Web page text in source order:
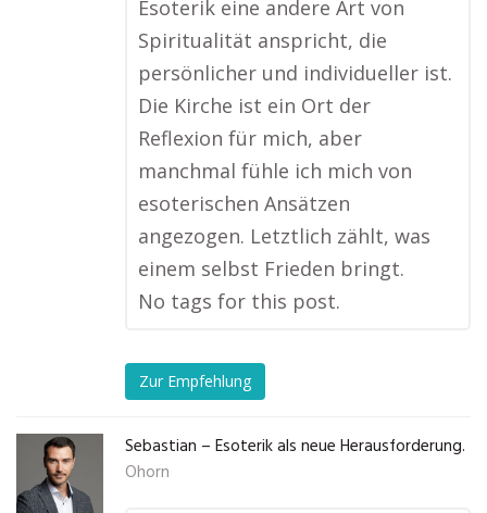
Esoterik eine andere Art von
Spiritualität anspricht, die
persönlicher und individueller ist.
Die Kirche ist ein Ort der
Reflexion für mich, aber
manchmal fühle ich mich von
esoterischen Ansätzen
angezogen. Letztlich zählt, was
einem selbst Frieden bringt.
No tags for this post.
Zur Empfehlung
Sebastian – Esoterik als neue Herausforderung.
Ohorn